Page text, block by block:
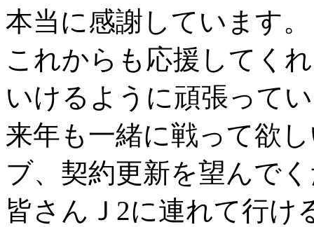
本当に感謝しています。
これからも応援してく
いけるように頑張って
来年も一緒に戦って欲
ブ、契約更新を望んで
皆さんＪ2に連れて行け